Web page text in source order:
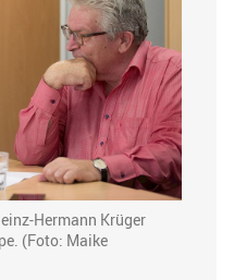
Hermann Krüger
(Foto: Maike